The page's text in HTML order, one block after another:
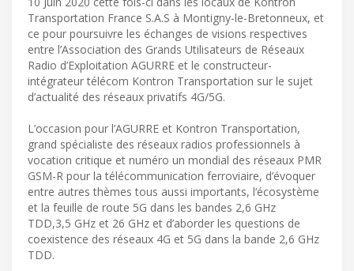
Transportation France S.A.S à Montigny-le-Bretonneux, et
ce pour poursuivre les échanges de visions respectives
entre l’Association des Grands Utilisateurs de Réseaux
Radio d’Exploitation AGURRE et le constructeur-
intégrateur télécom Kontron Transportation sur le sujet
d’actualité des réseaux privatifs 4G/5G.
L’occasion pour l’AGURRE et Kontron Transportation,
grand spécialiste des réseaux radios professionnels à
vocation critique et numéro un mondial des réseaux PMR
GSM-R pour la télécommunication ferroviaire, d’évoquer
entre autres thèmes tous aussi importants, l‘écosystème
et la feuille de route 5G dans les bandes 2,6 GHz
TDD,3,5 GHz et 26 GHz et d’aborder les questions de
coexistence des réseaux 4G et 5G dans la bande 2,6 GHz
TDD.